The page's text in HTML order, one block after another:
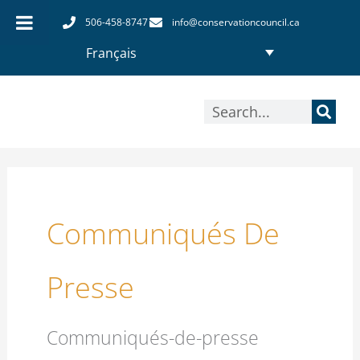
Aller
506-458-8747 info@conservationcouncil.ca
Français
Rechercher
Communiqués De
Presse
Communiqués-de-presse